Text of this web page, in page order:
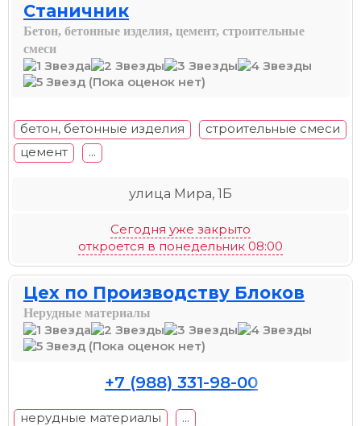
Станичник
Бетон, бетонные изделия, цемент, строительные
смеси
(Пока оценок нет)
бетон, бетонные изделия
строительные смеси
цемент
...
улица Мира, 1Б
Сегодня уже закрыто
откроется в понедельник 08:00
Цех по Производству Блоков
Нерудные материалы
(Пока оценок нет)
+7 (988) 331-98-00
нерудные материалы ...